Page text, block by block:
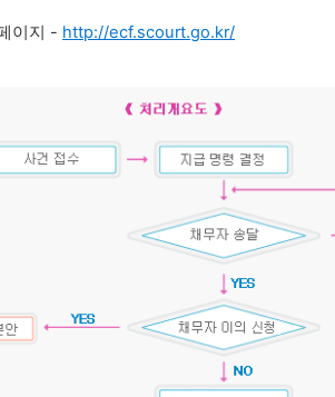
이지 - http://ecf.scourt.go.kr/